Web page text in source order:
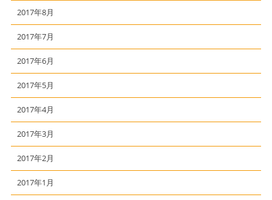
2017年8月
2017年7月
2017年6月
2017年5月
2017年4月
2017年3月
2017年2月
2017年1月